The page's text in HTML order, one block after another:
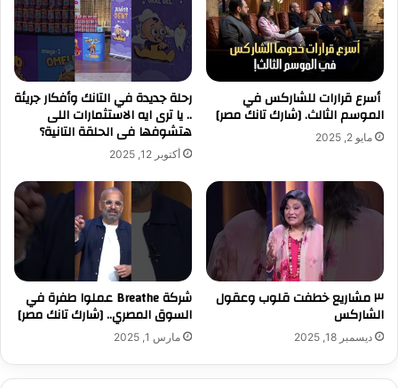
‏ أسرع قرارات للشاركس في
الموسم الثالث. [شارك تانك مصر]
مايو 2, 2025
رحلة جديدة في التانك وأفكار جريئة
.. يا ترى ايه الاستثمارات اللى
هتشوفها فى الحلقة التانية؟
أكتوبر 12, 2025
٣ مشاريع خطفت قلوب وعقول
الشاركس
ديسمبر 18, 2025
شركة Breathe عملوا طفرة في
السوق المصري.. [شارك تانك مصر]
مارس 1, 2025